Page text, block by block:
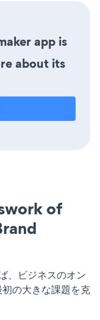
app is
about its
of
、ビジネスのオン
の大きな課題を克